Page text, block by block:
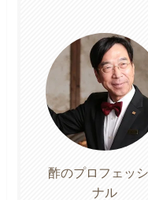
酢のプロフェッ
ナル